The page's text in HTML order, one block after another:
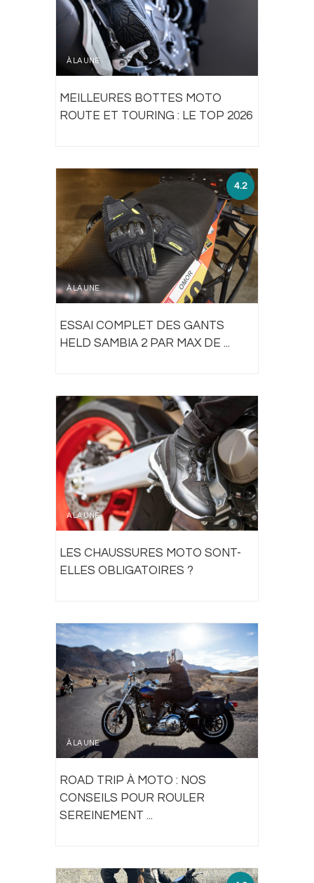
À LA UNE
MEILLEURES BOTTES MOTO
ROUTE ET TOURING : LE TOP 2026
À LA UNE
4.2
ESSAI COMPLET DES GANTS
HELD SAMBIA 2 PAR MAX DE ...
À LA UNE
LES CHAUSSURES MOTO SONT-
ELLES OBLIGATOIRES ?
À LA UNE
ROAD TRIP À MOTO : NOS
CONSEILS POUR ROULER
SEREINEMENT ...